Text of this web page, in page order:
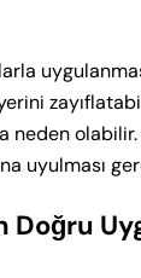
neden
uyulması
Doğru